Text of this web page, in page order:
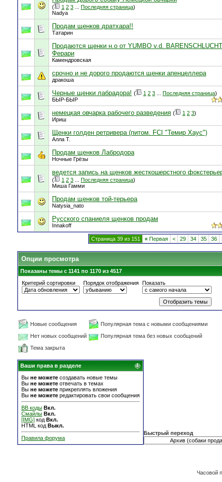
( 1 2 3 Последняя страница)
Nadya
Продам щенков дратхара!!
Татарин
Продаются щенки н.о от YUMBO v.d.
Ферари
Камендровская
срочно и не дорого продаются щенки апенцеллера
дракоша
Черные щенки лабрадора! ( 1 2 3 Последняя страница)
БЫР-БЫР
немецкая овчарка рабочего разведения ( 1 2 3)
Ириш
Щенки голден ретривера (питом. FCI "Темир Хаус")
Алла Т.
Продам щенков Лабродора
Ночные Грёзы
ведется запись на щенков жесткошерстного
( 1 2 3 Последняя страница)
Миша Гамми
Продам щенков той-терьера
Natysia_nato
Русского спаниеля щенков продам
Innakoff
Страница 39 из 151 « Первая < 29 34 35 36
Опции просмотра
Показаны темы с 1141 по 1170 из 4517
Критерий сортировки
Порядок отображения Показать
Новые сообщения
Популярная тема с новыми сообщениями
Нет новых сообщений
Популярная тема без новых сообщений
Тема закрыта
Ваши права в разделе
Вы не можете создавать новые темы
Вы не можете отвечать в темах
Вы не можете прикреплять вложения
Вы не можете редактировать свои сообщения
BB коды Вкл.
Смайлы Вкл.
[IMG] код Вкл.
HTML код Выкл.
Правила форума
Быстрый переход
Часовой